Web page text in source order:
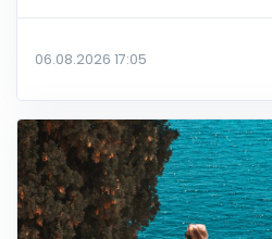
06.08.2026 17:05